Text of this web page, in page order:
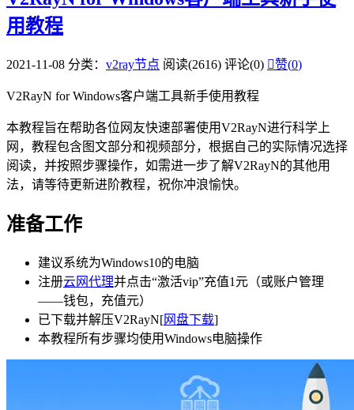
用教程
2021-11-08 分类： v2ray节点 阅读(2616) 评论(0) 赞(0)
V2RayN for Windows客户端工具新手使用教程
本教程旨在帮助各位网友快速部署使用V2RayN进行科学上
网，教程包含图文部分和视频部分，根据自己的实际情况选择
阅读，并按照步骤操作，如需进一步了解V2RayN的其他用
法，请等待更新进阶教程，祝你冲浪愉快。
准备工作
建议系统为Windows10的电脑
注册云网代理并点击“激活vip”充值1元（或账户管理
——钱包，充值元）
已下载并解压V2RayN[网盘下载]
本教程所有步骤均使用Windows电脑操作